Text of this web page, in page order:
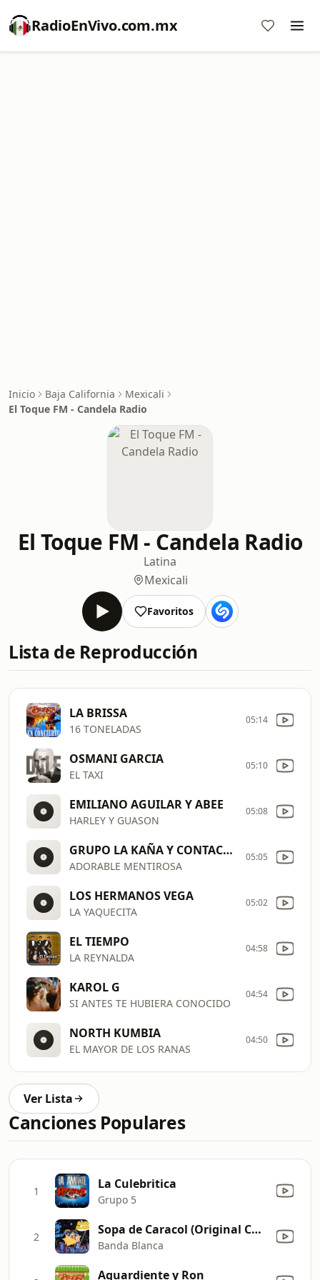
RadioEnVivo.com.mx
Inicio Baja California
Mexicali
El Toque FM - Candela Radio
El Toque FM - Candela Radio
Latina
Mexicali
Favoritos
Lista de Reproducción
LA BRISSA
16 TONELADAS
05:14
OSMANI GARCIA
EL TAXI
05:10
EMILIANO AGUILAR Y ABEE
HARLEY Y GUASON
05:08
GRUPO LA KAÑA Y CONTACTO NORTE
ADORABLE MENTIROSA
05:05
LOS HERMANOS VEGA
LA YAQUECITA
05:02
EL TIEMPO
LA REYNALDA
04:58
KAROL G
SI ANTES TE HUBIERA CONOCIDO
04:54
NORTH KUMBIA
EL MAYOR DE LOS RANAS
04:50
Ver Lista
Canciones Populares
1 La Culebritica
Grupo 5
2 Sopa de Caracol (Original Caribe Mix)
Banda Blanca
Aguardiente y Ron